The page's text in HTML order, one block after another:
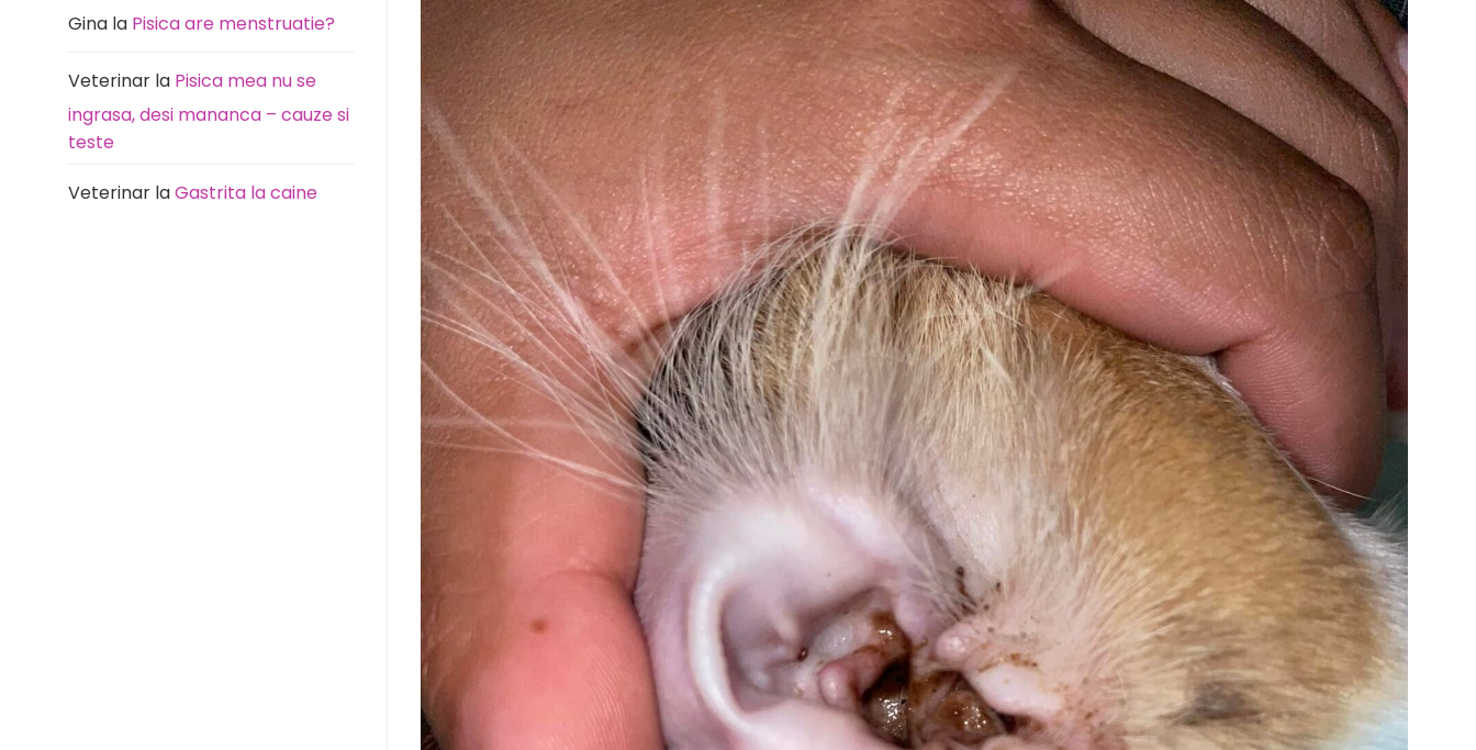
Gina la Pisica are menstruatie?
Veterinar la Pisica mea nu se
ingrasa, desi mananca – cauze si
teste
Veterinar laGastrita la caine